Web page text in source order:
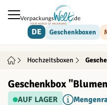
Direkt zum Inhalt
DE Geschenkboxen
Hochzeitsboxen
Geschenkbox
AUF LAGER